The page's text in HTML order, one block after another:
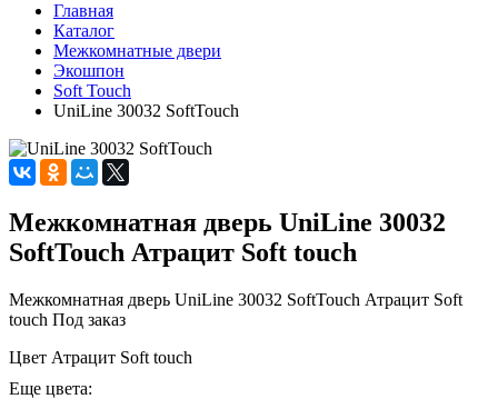
Главная
Каталог
Межкомнатные двери
Экошпон
Soft Touch
UniLine 30032 SoftTouch
Межкомнатная дверь UniLine 30032
SoftTouch Атрацит Soft touch
Межкомнатная дверь UniLine 30032 SoftTouch Атрацит Soft
touch Под заказ
Цвет Атрацит Soft touch
Еще цвета: